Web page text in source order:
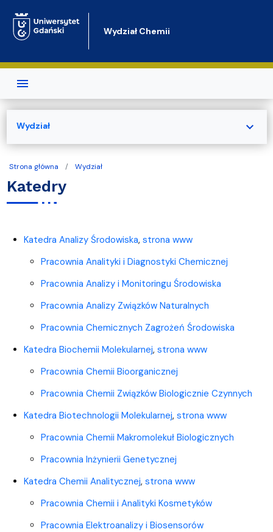
Wydział Chemii
Strona główna Wydział
Katedry
Katedra Analizy Środowiska, strona www
Pracownia Analityki i Diagnostyki Chemicznej
Pracownia Analizy i Monitoringu Środowiska
Pracownia Analizy Związków Naturalnych
Pracownia Chemicznych Zagrożeń Środowiska
Katedra Biochemii Molekularnej, strona www
Pracownia Chemii Bioorganicznej
Pracownia Chemii Związków Biologicznie Czynnych
Katedra Biotechnologii Molekularnej, strona www
Pracownia Chemii Makromolekuł Biologicznych
Pracownia Inżynierii Genetycznej
Katedra Chemii Analitycznej, strona www
Pracownia Chemii i Analityki Kosmetyków
Pracownia Elektroanalizy i Biosensorów
Wydział expand_more